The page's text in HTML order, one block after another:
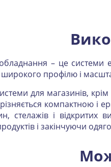
– це системи
профілю і
для магазинів,
компактною
стелажів і
і закінчуючи